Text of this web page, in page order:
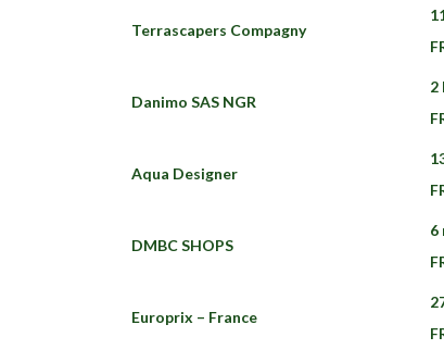
Terrascapers Compagny
Danimo SAS NGR
2
Aqua Designer
DMBC SHOPS
6
Europrix – France